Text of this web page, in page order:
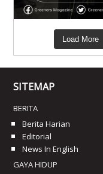
Load More
SITEMAP
BERITA
Berita Harian
Editorial
News In English
GAYA HIDUP